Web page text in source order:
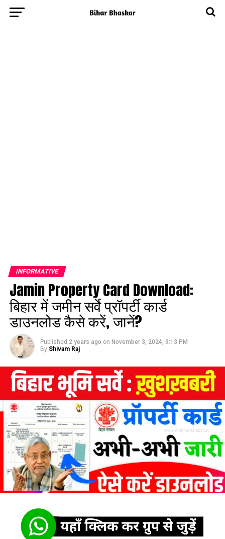
INFORMATIVE
Jamin Property Card Download:
बिहार में जमीन सर्वे प्रॉपर्टी कार्ड
डाउनलोड कैसे करें, जानें?
Published 2 years ago on November 3, 2024, 9:13 PM
By Shivam Raj